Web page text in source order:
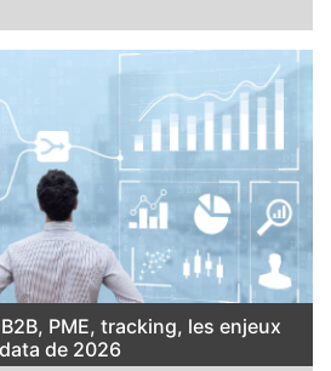
PME, tracking, les enjeux
data de 2026